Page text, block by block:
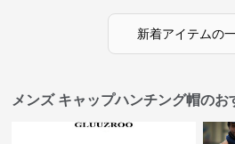
新着アイテムの
メンズ キャップハンチング帽のお